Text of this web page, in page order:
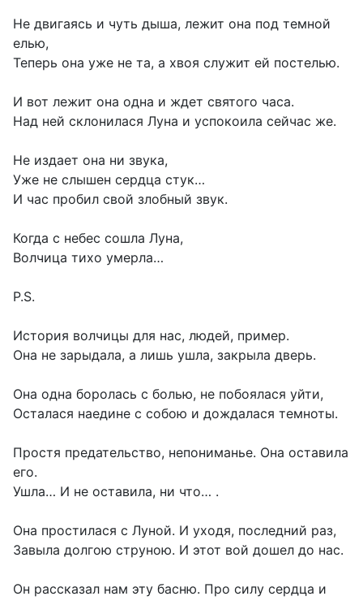
Не двигаясь и чуть дыша, лежит она под темной
елью,
Теперь она уже не та, а хвоя служит ей постелью.
И вот лежит она одна и ждет святого часа.
Над ней склонилася Луна и успокоила сейчас же.
Не издает она ни звука,
Уже не слышен сердца стук…
И час пробил свой злобный звук.
Когда с небес сошла Луна,
Волчица тихо умерла…
P.S.
История волчицы для нас, людей, пример.
Она не зарыдала, а лишь ушла, закрыла дверь.
Она одна боролась с болью, не побоялася уйти,
Осталася наедине с собою и дождалася темноты.
Простя предательство, непониманье. Она оставила
его.
Ушла… И не оставила, ни что… .
Она простилася с Луной. И уходя, последний раз,
Завыла долгою струною. И этот вой дошел до нас.
Он рассказал нам эту басню. Про силу сердца и